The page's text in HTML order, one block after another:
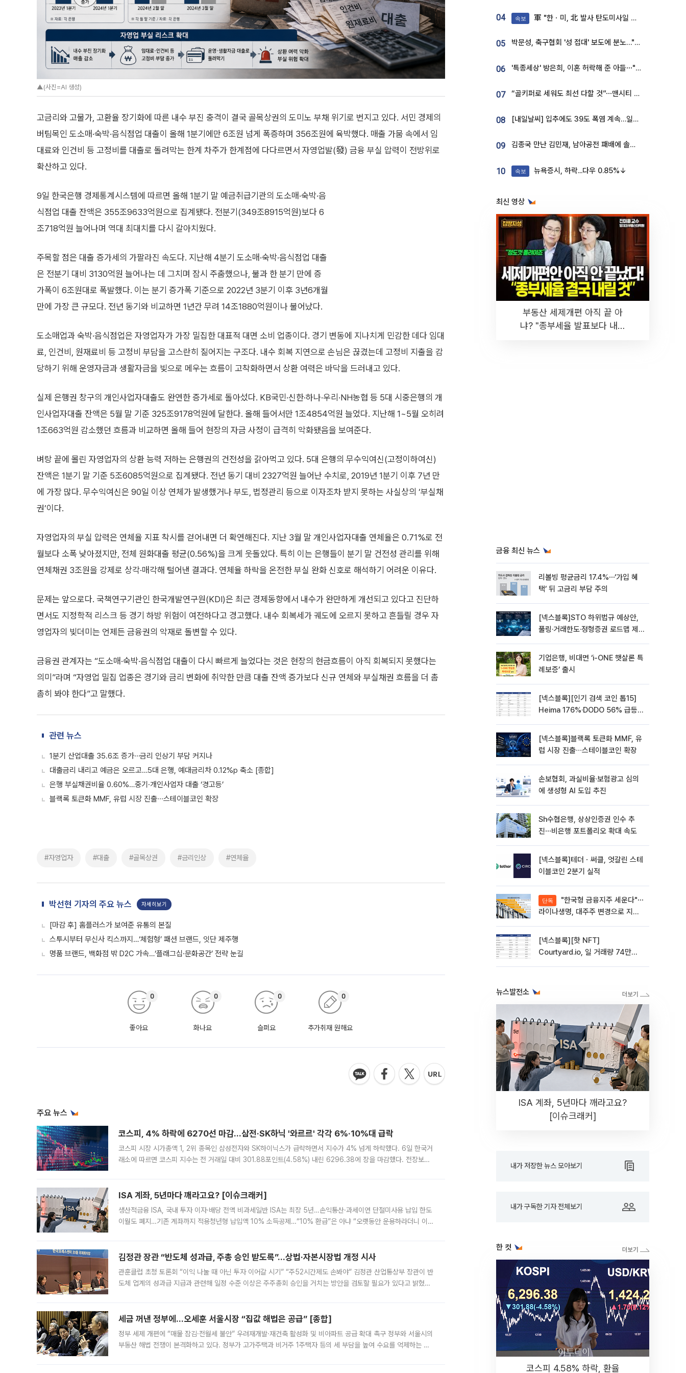
▲(사진=AI 생성)
고금리와 고물가, 고환율 장기화에 따른 내수 부진 충격이 결국 골목상권의 도미노 부채 위기로 번지고 있다. 서민 경제의
버팀목인 도소매·숙박·음식점업 대출이 올해 1분기에만 6조원 넘게 폭증하며 356조원에 육박했다. 매출 가뭄 속에서 임
대료와 인건비 등 고정비를 대출로 돌려막는 한계 차주가 한계점에 다다르면서 자영업발(發) 금융 부실 압력이 전방위로
확산하고 있다.
9일 한국은행 경제통계시스템에 따르면 올해 1분기 말 예금취급기관의 도소매·숙박·음
식점업 대출 잔액은 355조9633억원으로 집계됐다. 전분기(349조8915억원)보다 6
조718억원 늘어나며 역대 최대치를 다시 갈아치웠다.
주목할 점은 대출 증가세의 가팔라진 속도다. 지난해 4분기 도소매·숙박·음식점업 대출
은 전분기 대비 3130억원 늘어나는 데 그치며 잠시 주춤했으나, 불과 한 분기 만에 증
가폭이 6조원대로 폭발했다. 이는 분기 증가폭 기준으로 2022년 3분기 이후 3년6개월
만에 가장 큰 규모다. 전년 동기와 비교하면 1년간 무려 14조1880억원이나 불어났다.
도소매업과 숙박·음식점업은 자영업자가 가장 밀집한 대표적 대면 소비 업종이다. 경기 변동에 지나치게 민감한 데다 임대
료, 인건비, 원재료비 등 고정비 부담을 고스란히 짊어지는 구조다. 내수 회복 지연으로 손님은 끊겼는데 고정비 지출을 감
당하기 위해 운영자금과 생활자금을 빚으로 메우는 흐름이 고착화하면서 상환 여력은 바닥을 드러내고 있다.
실제 은행권 창구의 개인사업자대출도 완연한 증가세로 돌아섰다. KB국민·신한·하나·우리·NH농협 등 5대 시중은행의 개
인사업자대출 잔액은 5월 말 기준 325조9178억원에 달한다. 올해 들어서만 1조4854억원 늘었다. 지난해 1~5월 오히려
1조663억원 감소했던 흐름과 비교하면 올해 들어 현장의 자금 사정이 급격히 악화됐음을 보여준다.
벼랑 끝에 몰린 자영업자의 상환 능력 저하는 은행권의 건전성을 갉아먹고 있다. 5대 은행의 무수익여신(고정이하여신)
잔액은 1분기 말 기준 5조6085억원으로 집계됐다. 전년 동기 대비 2327억원 늘어난 수치로, 2019년 1분기 이후 7년 만
에 가장 많다. 무수익여신은 90일 이상 연체가 발생했거나 부도, 법정관리 등으로 이자조차 받지 못하는 사실상의 ‘부실채
권’이다.
자영업자의 부실 압력은 연체율 지표 착시를 걷어내면 더 확연해진다. 지난 3월 말 개인사업자대출 연체율은 0.71%로 전
월보다 소폭 낮아졌지만, 전체 원화대출 평균(0.56%)을 크게 웃돌았다. 특히 이는 은행들이 분기 말 건전성 관리를 위해
연체채권 3조원을 강제로 상각·매각해 털어낸 결과다. 연체율 하락을 온전한 부실 완화 신호로 해석하기 어려운 이유다.
문제는 앞으로다. 국책연구기관인 한국개발연구원(KDI)은 최근 경제동향에서 내수가 완만하게 개선되고 있다고 진단하
면서도 지정학적 리스크 등 경기 하방 위험이 여전하다고 경고했다. 내수 회복세가 궤도에 오르지 못하고 흔들릴 경우 자
영업자의 빚더미는 언제든 금융권의 악재로 돌변할 수 있다.
금융권 관계자는 “도소매·숙박·음식점업 대출이 다시 빠르게 늘었다는 것은 현장의 현금흐름이 아직 회복되지 못했다는
의미”라며 “자영업 밀집 업종은 경기와 금리 변화에 취약한 만큼 대출 잔액 증가보다 신규 연체와 부실채권 흐름을 더 촘
촘히 봐야 한다”고 말했다.
관련 뉴스
1분기 산업대출 35.6조 증가⋯금리 인상기 부담 커지나
대출금리 내리고 예금은 오르고…5대 은행, 예대금리차 0.12%p 축소 [종합]
은행 부실채권비율 0.60%…중기·개인사업자 대출 ‘경고등’
블랙록 토큰화 MMF, 유럽 시장 진출∙∙∙스테이블코인 확장
#자영업자 #대출 #골목상권 #금리인상 #연체율
박선현 기자의 주요 뉴스 자세히보기
[마감 후] 홈플러스가 보여준 유통의 본질
스투시부터 무신사 킥스까지…‘체험형’ 패션 브랜드, 잇단 제주행
명품 브랜드, 백화점 밖 D2C 가속…‘플래그십·문화공간’ 전략 눈길
좋아요
0
화나요
0
슬퍼요
0
추가취재 원해요
0
주요 뉴스
코스피, 4% 하락에 6270선 마감…삼전·SK하닉 '와르르' 각각 6%·10%대 급락
코스피 시장 시가총액 1, 2위 종목인 삼성전자와 SK하이닉스가 급락하면서 지수가 4% 넘게 하락했다. 6일 한국거
래소에 따르면 코스피 지수는 전 거래일 대비 301.88포인트(4.58%) 내린 6296.38에 장을 마감했다. 전장보다
ISA 계좌, 5년마다 깨라고요? [이슈크래커]
생산적금융 ISA, 국내 투자 이자·배당 전액 비과세일반 ISA는 최장 5년…손익통산·과세이연 단절미사용 납입 한도
이월도 폐지…기존 계좌까지 적용청년형 납입액 10% 소득공제…“10% 환급”은 아냐 “오랫동안 운용하라더니 이제
김정관 장관 “반도체 성과급, 주총 승인 받도록”…상법·자본시장법 개정 시사
관훈클럽 초청 토론회 “이익 나눌 때 아닌 투자 이어갈 시기” “주52시간제도 손봐야” 김정관 산업통상부 장관이 반
도체 업계의 성과급 지급과 관련해 일정 수준 이상은 주주총회 승인을 거치는 방안을 검토할 필요가 있다고 밝혔다.
세금 꺼낸 정부에…오세훈 서울시장 “집값 해법은 공급” [종합]
정부 세제 개편에 “매물 잠김·전월세 불안” 우려재개발·재건축 활성화 및 비아파트 공급 확대 촉구 정부와 서울시의
부동산 해법 전쟁이 본격화하고 있다. 정부가 고가주택과 비거주 1주택자 등의 세 부담을 높여 수요를 억제하는 카
04 속보 軍 "한ㆍ미, 北 발사 탄도미사일 제원 정밀분석 중"
05 박문성, 축구협회 '성 접대' 보도에 분노…"다 말아먹으려고 작정했나"
06 '특종세상' 방은희, 이혼 허락해 준 아들⋯"너무 잘 커줬다" 오열
07 “골키퍼로 세워도 최선 다할 것”⋯맨시티 누네스, 주전 경쟁 각오 [인터뷰]
08 [내일날씨] 입추에도 39도 폭염 계속…일부 지역 소나기
09 김종국 만난 김민재, 남아공전 패배에 솔직한 속내⋯"선수들도 못하긴 했다"
10 속보 뉴욕증시, 하락...다우 0.85%↓
최신 영상
부동산 세제개편 아직 끝 아
냐? "종부세율 발표보다 내릴
금융 최신 뉴스
리볼빙 평균금리 17.4%⋯‘가입 혜
택’ 뒤 고금리 부담 주의
[넥스블록]STO 하위법규 예상안,
풀링·거래한도·정형증권 로드맵 제
기업은행, 비대면 ‘i-ONE 햇살론 특
례보증’ 출시
[넥스블록][인기 검색 코인 톱15]
Heima 176%·DODO 56% 급등…
[넥스블록]블랙록 토큰화 MMF, 유
럽 시장 진출∙∙∙스테이블코인 확장
손보협회, 과실비율·보험광고 심의
에 생성형 AI 도입 추진
Sh수협은행, 상상인증권 인수 추
진⋯비은행 포트폴리오 확대 속도
[넥스블록]테더ㆍ써클, 엇갈린 스테
이블코인 2분기 실적
단독
라이나생명, 대주주 변경으로 지주
[넥스블록][핫 NFT]
Courtyard.io, 일 거래량 74만
뉴스발전소
ISA 계좌, 5년마다 깨라고요?
[이슈크래커]
내가 저장한 뉴스 모아보기
내가 구독한 기자 전체보기
한 컷
코스피 4.58% 하락, 환율